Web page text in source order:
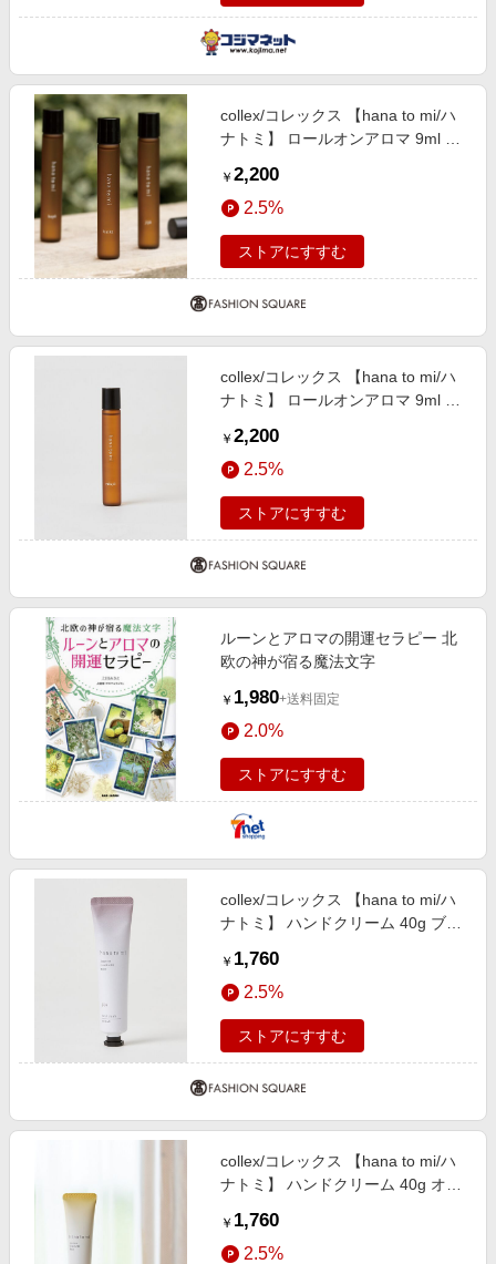
collex/コレックス 【hana to mi/ハ
ナトミ】 ロールオンアロマ 9ml レ
￥ 2,200
2.5%
ストアにすすむ
collex/コレックス 【hana to mi/ハ
ナトミ】 ロールオンアロマ 9ml ピ
￥ 2,200
2.5%
ストアにすすむ
ルーンとアロマの開運セラピー 北
欧の神が宿る魔法文字
￥ 1,980+送料固定
2.0%
ストアにすすむ
collex/コレックス 【hana to mi/ハ
ナトミ】 ハンドクリーム 40g ブラ
￥ 1,760
2.5%
ストアにすすむ
collex/コレックス 【hana to mi/ハ
ナトミ】 ハンドクリーム 40g オレ
￥ 1,760
2.5%